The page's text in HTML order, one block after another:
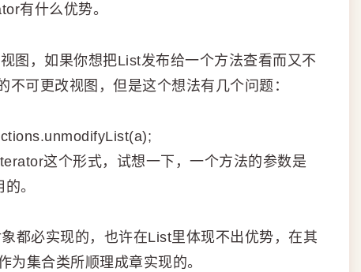
有什么优势。
图，如果你想把List发布给一个方法查看而又不
可更改视图，但是这个想法有几个问题：
这个形式，试想一下，一个方法的参数是
。
都必实现的，也许在List里体现不出优势，在其
集合类所顺理成章实现的。